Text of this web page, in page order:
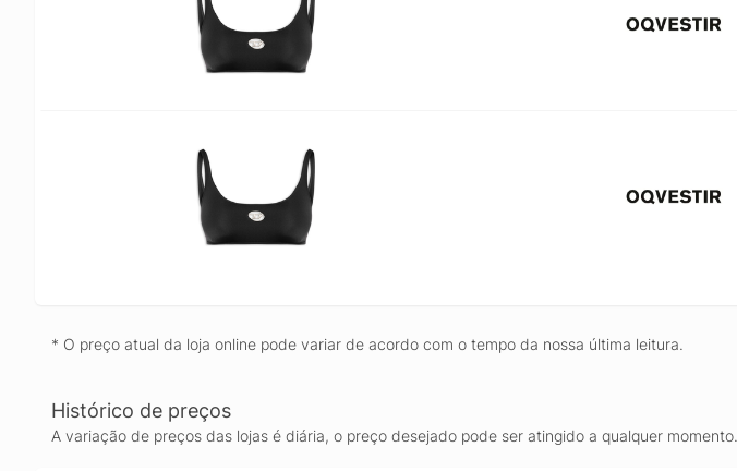
* O preço atual da loja online pode variar de acordo com o tempo da nossa última leitura.
Histórico de preços
A variação de preços das lojas é diária, o preço desejado pode ser atingido a qualquer momento.